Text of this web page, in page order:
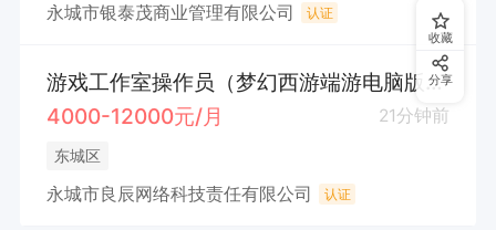
永城市银泰茂商业管理有限公司 认证
游戏工作室操作员（梦幻西游端游电脑版，有无经验均可）
4000-12000元/月
21分钟前
东城区
永城市良辰网络科技责任有限公司 认证
收藏
分享